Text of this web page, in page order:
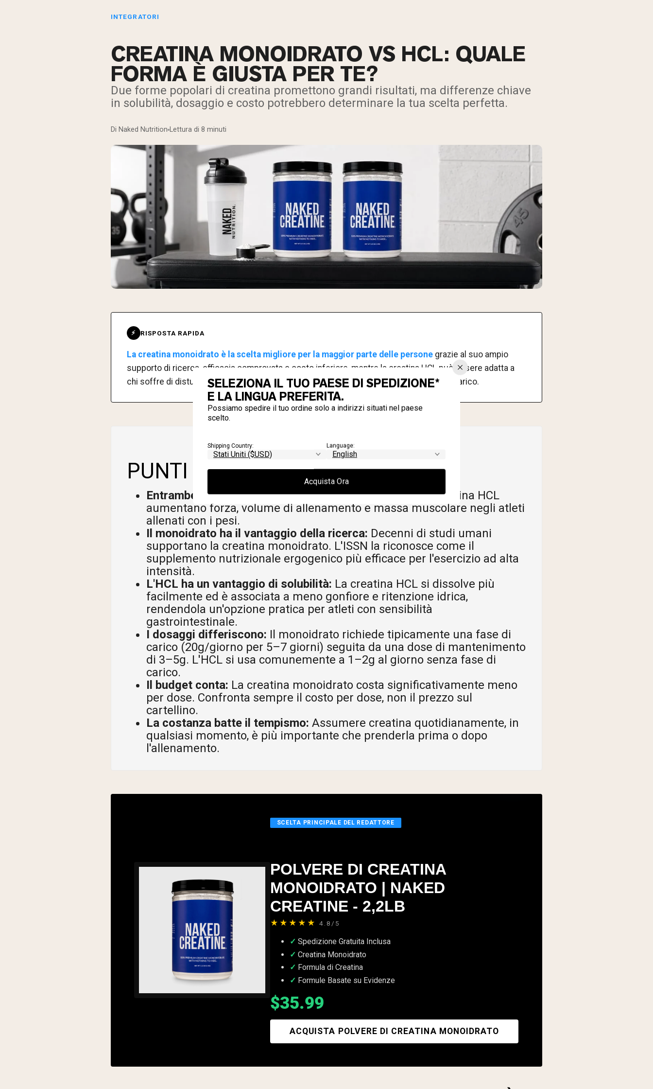
INTEGRATORI
CREATINA MONOIDRATO VS HCL: QUALE
FORMA È GIUSTA PER TE?
Due forme popolari di creatina promettono grandi risultati, ma differenze chiave
in solubilità, dosaggio e costo potrebbero determinare la tua scelta perfetta.
Di Naked Nutrition Lettura di 8 minuti
⚡ RISPOSTA RAPIDA
La creatina monoidrato è la scelta migliore per la maggior parte delle persone grazie al suo ampio
supporto di ricerca, efficacia comprovata e costo inferiore, mentre la creatina HCL può essere adatta a
chi soffre di disturbi digestivi o preferisce dosi più piccole senza necessità di fase di carico.
PUNTI CHIAVE
Entrambe le forme funzionano:Creatina monoidrato e creatina HCL
aumentano forza, volume di allenamento e massa muscolare negli atleti
allenati con i pesi.
Il monoidrato ha il vantaggio della ricerca: Decenni di studi umani
supportano la creatina monoidrato. L'ISSN la riconosce come il
supplemento nutrizionale ergogenico più efficace per l'esercizio ad alta
intensità.
L'HCL ha un vantaggio di solubilità: La creatina HCL si dissolve più
facilmente ed è associata a meno gonfiore e ritenzione idrica,
rendendola un'opzione pratica per atleti con sensibilità
gastrointestinale.
I dosaggi differiscono: Il monoidrato richiede tipicamente una fase di
carico (20g/giorno per 5–7 giorni) seguita da una dose di mantenimento
di 3–5g. L'HCL si usa comunemente a 1–2g al giorno senza fase di
carico.
Il budget conta: La creatina monoidrato costa significativamente meno
per dose. Confronta sempre il costo per dose, non il prezzo sul
cartellino.
La costanza batte il tempismo: Assumere creatina quotidianamente, in
qualsiasi momento, è più importante che prenderla prima o dopo
l'allenamento.
SCELTA PRINCIPALE DEL REDATTORE
POLVERE DI CREATINA
MONOIDRATO | NAKED
CREATINE - 2,2LB
★★★★★ 4.8/5
Spedizione Gratuita Inclusa
Creatina Monoidrato
Formula di Creatina
Formule Basate su Evidenze
$35.99
ACQUISTA POLVERE DI CREATINA MONOIDRATO
SELEZIONA IL TUO PAESE DI SPEDIZIONE*
E LA LINGUA PREFERITA.
Possiamo spedire il tuo ordine solo a indirizzi situati nel paese
scelto.
Shipping Country: Language:
Acquista Ora